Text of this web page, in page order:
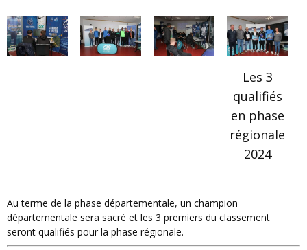
Les 3
qualifiés
en phase
régionale
2024
Au terme de la phase départementale, un champion
départementale sera sacré et les 3 premiers du classement
seront qualifiés pour la phase régionale.